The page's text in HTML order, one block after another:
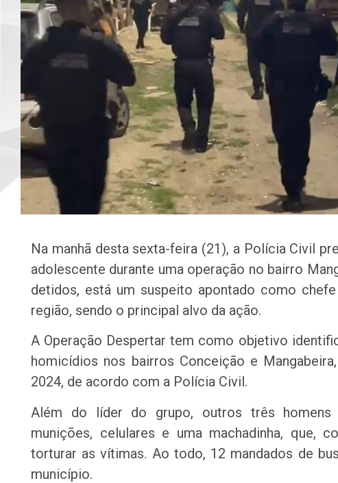
Na manhã desta sexta-feira (21), a Polícia Civil
adolescente durante uma operação no bairro
detidos, está um suspeito apontado como
região, sendo o principal alvo da ação.
A Operação Despertar tem como objetivo
homicídios nos bairros Conceição e
2024, de acordo com a Polícia Civil.
Além do líder do grupo, outros três homens
munições, celulares e uma machadinha, que,
torturar as vítimas. Ao todo, 12 mandados de
município.